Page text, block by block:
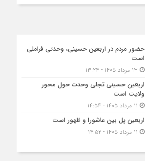
حضور مردم در اربعین حسینی، وحدتی فراملی
است
اربعین حسینی تجلی وحدت حول محور
ولایت است
اربعین پل بین عاشورا و ظهور است